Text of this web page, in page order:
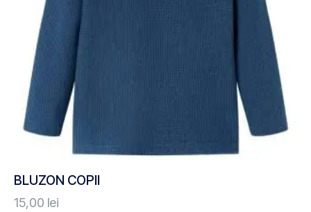
BLUZON COPII
15,00 lei